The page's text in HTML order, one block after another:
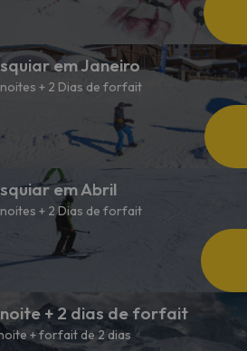
em Janeiro
+ 2 Dias de forfait
em Abril
+ 2 Dias de forfait
noite + 2 dias de forfait
+ forfait de 2 dias